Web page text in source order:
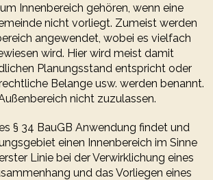
Innenbereich gehören, wenn eine
nicht vorliegt. Zumeist werden
angewendet, wobei es vielfach
wird. Hier wird meist damit
Planungsstand entspricht oder
Belange usw. werden benannt.
nicht zuzulassen.
§ 34 BauGB Anwendung findet und
einen Innenbereich im Sinne
Linie bei der Verwirklichung eines
und das Vorliegen eines